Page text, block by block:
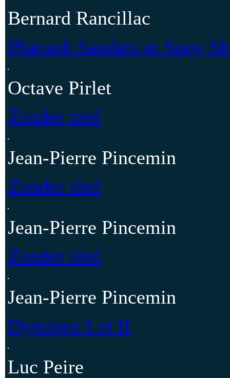
Bernard Rancillac
Pharaoh Sanders et Sony
Octave Pirlet
Zonder titel
Jean-Pierre Pincemin
Zonder titel
Jean-Pierre Pincemin
Zonder titel
Jean-Pierre Pincemin
Dyptique I et II
Luc Peire